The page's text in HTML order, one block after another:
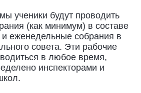
ученики будут проводить
(как минимум) в составе
и еженедельные собрания в
совета. Эти рабочие
в любое время,
инспекторами и